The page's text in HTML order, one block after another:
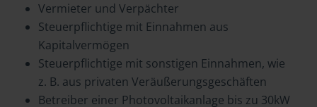
Vermieter und Verpächter
Steuerpflichtige mit Einnahmen aus
Kapitalvermögen
Steuerpflichtige mit sonstigen Einnahmen, wie
z. B. aus privaten Veräußerungsgeschäften
Betreiber einer Photovoltaikanlage bis zu 30kW